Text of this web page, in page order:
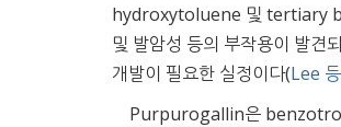
hydroxytoluene 및 tertiary
및 발암성 등의 부작용이 발견
개발이 필요한 실정이다(Lee
Purpurogallin은